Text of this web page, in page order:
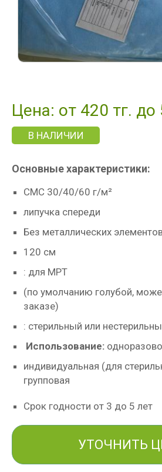
Цена: от 420 тг. до
В НАЛИЧИИ
Основные характеристики:
СМС 30/40/60 г/м²
липучка спереди
Без металлических
120 см
: для МРТ
(по умолчанию голубой,
заказе)
: стерильный или
Использование:
индивидуальная (для
групповая
Срок годности от 3 до 5 лет
УТОЧНИТЬ